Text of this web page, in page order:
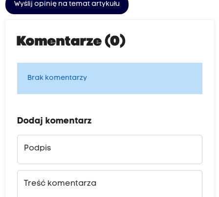
Wyślij opinię na temat artykułu
Komentarze (0)
Brak komentarzy
Dodaj komentarz
Podpis
Treść komentarza